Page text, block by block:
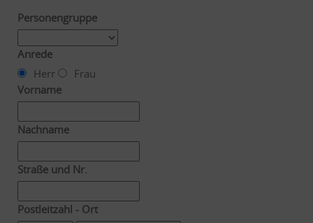
Personengruppe
Anrede
Herr
Frau
Vorname
Nachname
Straße und Nr.
Postleitzahl - Ort